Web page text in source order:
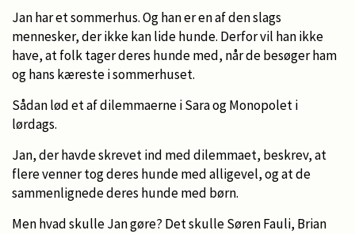
Jan har et sommerhus. Og han er en af den slags
mennesker, der ikke kan lide hunde. Derfor vil han ikke
have, at folk tager deres hunde med, når de besøger ham
og hans kæreste i sommerhuset.
Sådan lød et af dilemmaerne i Sara og Monopolet i
lørdags.
Jan, der havde skrevet ind med dilemmaet, beskrev, at
flere venner tog deres hunde med alligevel, og at de
sammenlignede deres hunde med børn.
Men hvad skulle Jan gøre? Det skulle Søren Fauli, Brian